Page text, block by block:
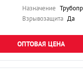
Назначение
Взрывозащита Да
ОПТОВАЯ ЦЕНА